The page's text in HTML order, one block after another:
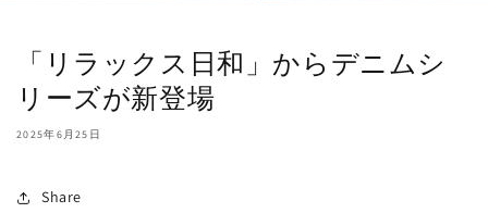
「リラックス日和」からデニムシ
リーズが新登場
2025年6月25日
Share